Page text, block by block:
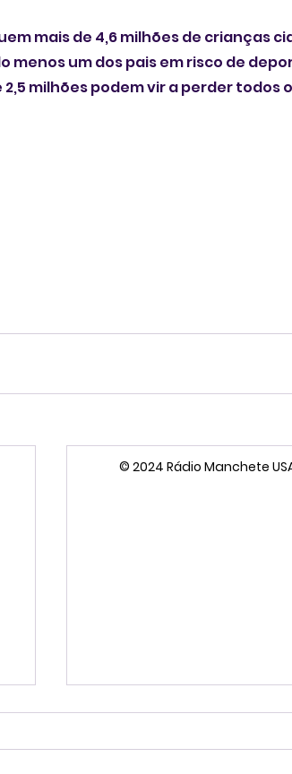
mais de 4,6 milhões de crianças
menos um dos pais em risco de
milhões podem vir a perder todos
© 2024 Rádio Manchete